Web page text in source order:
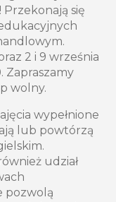
się
2 i 9 września
Zapraszamy
wolny.
wypełnione
lub powtórzą
udział
pozwolą